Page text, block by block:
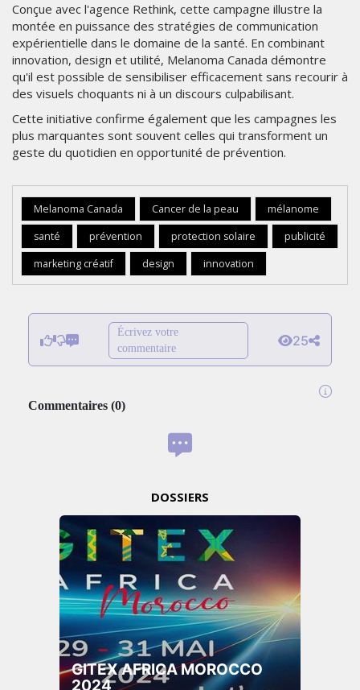
Conçue avec l'agence Rethink, cette campagne illustre la
montée en puissance des stratégies de communication
expérientielle dans le domaine de la santé. En combinant
innovation, design et utilité, Melanoma Canada démontre
qu'il est possible de sensibiliser efficacement sans recourir à
des visuels choquants ni à un discours culpabilisant.
Cette initiative confirme également que les campagnes les
plus marquantes sont souvent celles qui transforment un
geste du quotidien en opportunité de prévention.
Melanoma Canada Cancer de la peau
mélanome
santé
prévention protection solaire
publicité
marketing créatif
design innovation
Écrivez votre
commentaire
25
Commentaires (0)
DOSSIERS
GITEX AFRICA MOROCCO
2024